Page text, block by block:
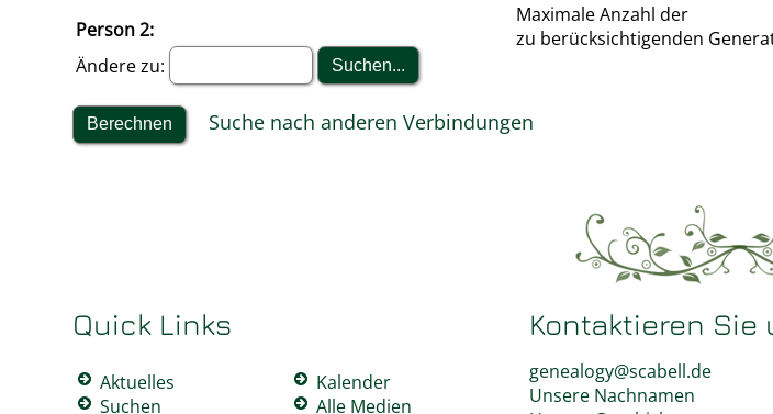
Person 2:
Ändere zu:
Maximale Anzahl der
zu berücksichtigenden
Suche nach anderen Verbindungen
Quick Links
Aktuelles
Suchen
Kalender
Alle Medien
Kontaktieren Sie
genealogy@scabell.de
Unsere Nachnamen